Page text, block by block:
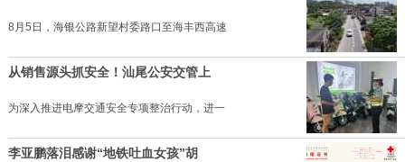
8月5日，海银公路新望村委路口至海丰西高速
从销售源头抓安全！汕尾公安交管上
为深入推进电摩交通安全专项整治行动，进一
李亚鹏落泪感谢“地铁吐血女孩”胡